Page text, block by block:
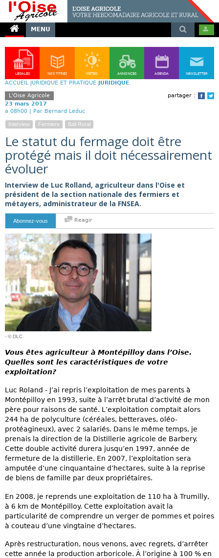
MENU
LÉGALES NOS TITRES MÉTÉO ANNONCES AGENDA NEWSLETTER
ACCUEIL JURIDIQUE ET PRATIQUE JURIDIQUE
partager :
L'Oise Agricole
23 mars 2017
a 08h00 | Par Bernard Leduc
Interview Fermiers Bail Rural
Le statut du fermage doit être
protégé mais il doit nécessairement
évoluer
Interview de Luc Rolland, agriculteur dans l'Oise et
président de la section nationale des fermiers et
métayers, administrateur de la FNSEA.
Abonnez-vous Reagir
- © DLC
Vous êtes agriculteur à Montépilloy dans l’Oise.
Quelles sont les caractéristiques de votre
exploitation?
Luc Roland - J’ai repris l’exploitation de mes parents à
Montépilloy en 1993, suite à l’arrêt brutal d’activité de mon
père pour raisons de santé. L’exploitation comptait alors
244 ha de polyculture (céréales, betteraves, oléo-
protéagineux), avec 2 salariés. Dans le même temps, je
prenais la direction de la Distillerie agricole de Barbery.
Cette double activité durera jusqu’en 1997, année de
fermeture de la distillerie. En 2007, l’exploitation sera
amputée d’une cinquantaine d’hectares, suite à la reprise
de biens de famille par deux propriétaires.
En 2008, je reprends une exploitation de 110 ha à Trumilly,
à 6 km de Montépilloy. Cette exploitation avait la
particularité de comprendre un verger de pommes et poires
à couteau d’une vingtaine d’hectares.
Après restructuration, nous venons, avec regrets, d’arrêter
cette année la production arboricole. À l’origine à 100 % en